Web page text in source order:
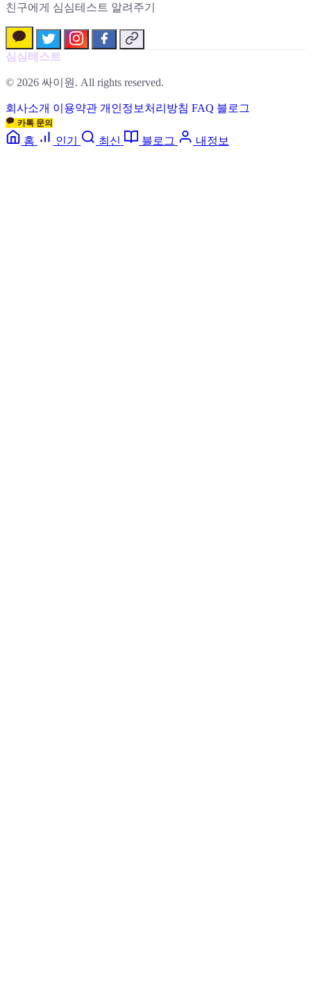
친구에게 심심테스트 알려주기
심심테스트
© 2026 싸이원. All rights reserved.
회사소개 이용약관 개인정보처리방침 FAQ 블로그
카톡 문의
홈 인기 최신 블로그 내정보